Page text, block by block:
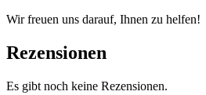
Wir freuen uns darauf, Ihnen zu helfen!
Rezensionen
Es gibt noch keine Rezensionen.